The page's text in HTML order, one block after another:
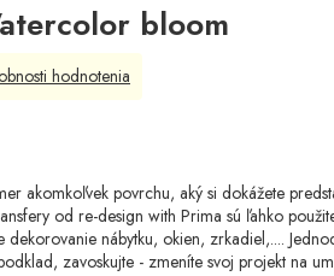
bloom
akomkoľvek povrchu, aký si dokážete
od re-design with Prima sú ľahko
nábytku, okien, zrkadiel,....
zavoskujte - zmeníte svoj projekt na
hodnotenia